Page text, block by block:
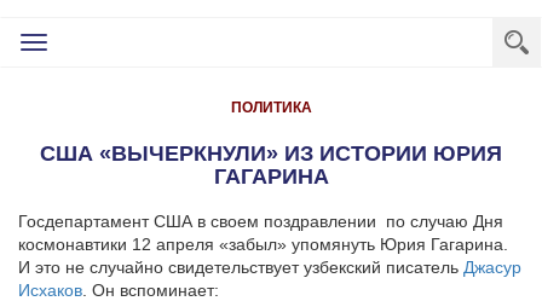
Toggle
ПОЛИТИКА
США «ВЫЧЕРКНУЛИ» ИЗ ИСТОРИИ ЮРИЯ
ГАГАРИНА
Госдепартамент США в своем поздравлении по случаю Дня
космонавтики 12 апреля «забыл» упомянуть Юрия Гагарина.
И это не случайно свидетельствует узбекский писатель Джасур
Исхаков . Он вспоминает: